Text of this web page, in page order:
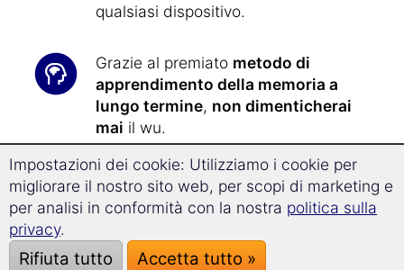
qualsiasi dispositivo.
Grazie al premiato metodo di
apprendimento della memoria a
lungo termine, non dimenticherai
mai il wu.
Con la nuovatecnologia di
Superlearning, progredirai il32% più
e sarai particolarmente
ricettivo all'apprendimento.
Impostazioni dei cookie: Utilizziamo i cookie per
migliorare il nostro sito web, per scopi di marketing e
per analisi in conformità con la nostra politica sulla
privacy.
Rifiuta tutto Accetta tutto »